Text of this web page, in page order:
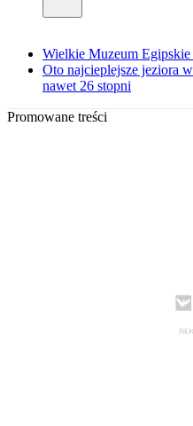
Wielkie Muzeum
Oto najcieplejsze jeziora
nawet 26 stopni
Promowane treści